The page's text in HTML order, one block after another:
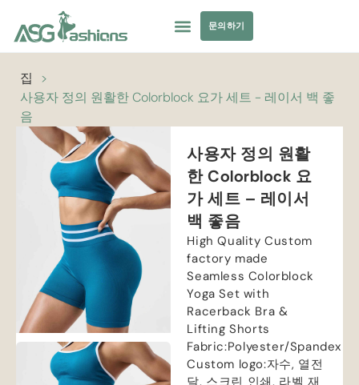
문의하기
집
>
사용자 정의 원활한 Colorblock 요가 세트 - 레이서 백 좋
음
사용자 정의 원활
한 Colorblock 요
가 세트 – 레이서
백 좋음
High Quality Custom
factory made
Seamless Colorblock
Yoga Set with
Racerback Bra &
Lifting Shorts
Fabric:Polyester/Spandex
Custom logo:자수, 열전